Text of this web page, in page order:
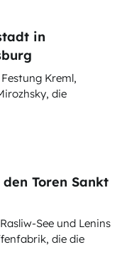
in
Kreml,
die
Toren Sankt
See und Lenins
die die